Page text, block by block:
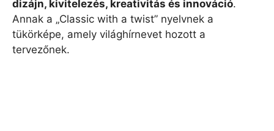
dizájn, kivitelezés, kreativitás és innováció.
Annak a „Classic with a twist” nyelvnek a
tükörképe, amely világhírnevet hozott a
tervezőnek.